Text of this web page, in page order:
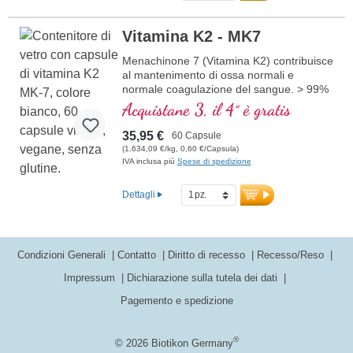
D3 + K2
mantenimento di ossa normali,
contribuisce alla normale funzione
muscolare e alla normale funzione del
sistema immunitario. Prodotto in
Germania senza ingegneria genetica, in
una produzione interna controllata attiva
testato in laboratorio. Sviluppato da
medici.
maggiori informazioni su Vitamina
Vitamina K2 - MK7
Menachinone 7 (Vitamina K2) contribuisce
al mantenimento di ossa normali e
normale coagulazione del sangue. > 99%
all-trans Menachinone, 100 µg per
capsula MK-7 è contenuta anche nel
nostro prodotto
Acquistane 3, il 4° è gratis
35,95 € 60 Capsule
(1.634,09 €/kg, 0,60 €/Capsula)
IVA inclusa più Spese di spedizione
Dettagli
© 2026 Biotikon Germany®
Condizioni Generali Contatto Diritto di recesso
Recesso/Reso
Impressum
Dichiarazione sulla tutela dei dati
Pagemento e spedizione